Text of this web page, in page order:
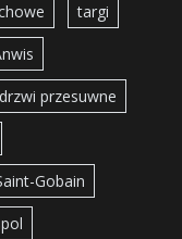
targi
drzwi przesuwne
Gobain